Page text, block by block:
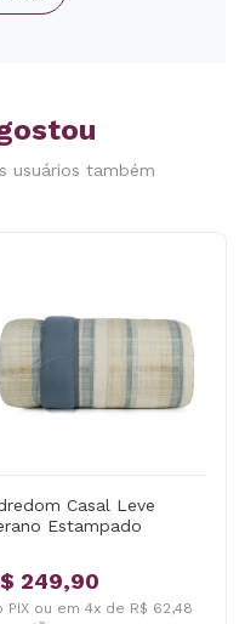
usuários também
Casal Leve
Estampado
249,90
PIX ou em 4x de R$ 62,48